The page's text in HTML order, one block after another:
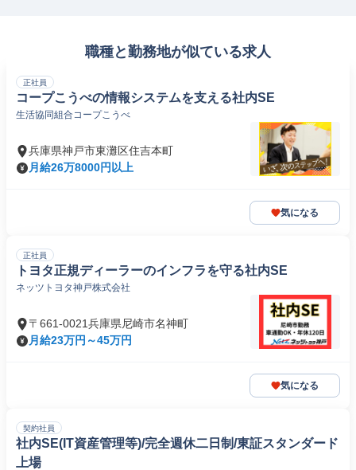
職種と勤務地が似ている求人
正社員
コープこうべの情報システムを支える社内SE
生活協同組合コープこうべ
兵庫県神戸市東灘区住吉本町
月給26万8000円以上
気になる
正社員
トヨタ正規ディーラーのインフラを守る社内SE
ネッツトヨタ神戸株式会社
〒661-0021兵庫県尼崎市名神町
月給23万円～45万円
気になる
契約社員
社内SE(IT資産管理等)/完全週休二日制/東証スタンダード
上場